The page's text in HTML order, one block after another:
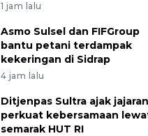
1 jam lalu
Asmo Sulsel dan FIFGroup
bantu petani terdampak
kekeringan di Sidrap
4 jam lalu
Ditjenpas Sultra ajak jajaran
perkuat kebersamaan
semarak HUT RI